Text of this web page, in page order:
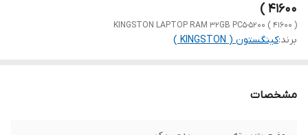
41600 )
KINGSTON LAPTOP RAM 32GB PC5-5200 ( 41600 )
برند:کینگستون ( KINGSTON )
مشخصات